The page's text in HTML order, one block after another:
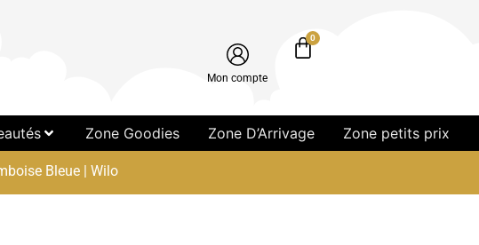
Mon compte
0
Zone Goodies Zone D’Arrivage Zone petits prix
Bleue | Wilo